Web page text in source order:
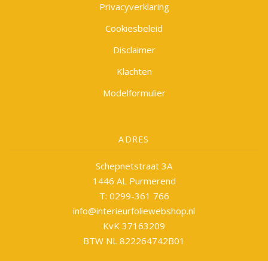
Privacyverklaring
Cookiesbeleid
Disclaimer
Klachten
Modelformulier
ADRES
Schepnetstraat 3A
1446 AL Purmerend
T: 0299-361 766
info@interieurfoliewebshop.nl
KvK 37163209
BTW NL 822264742B01